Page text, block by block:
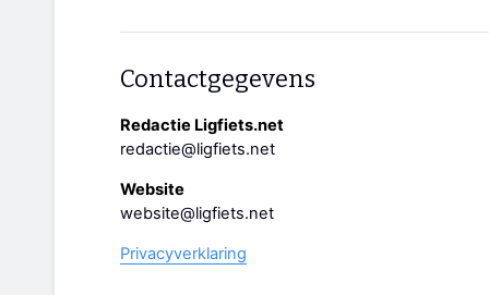
Contactgegevens
Redactie Ligfiets.net
redactie@ligfiets.net
Website
website@ligfiets.net
Privacyverklaring